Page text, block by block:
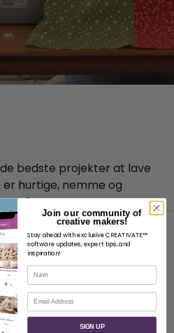
bedste projekter at lave
hurtige, nemme og
stof.
Join our community of
creative makers!
Stay ahead with exclusive CREATIVATE™
software updates, expert tips, and
inspiration!
Navn
E-mail
SIGN UP